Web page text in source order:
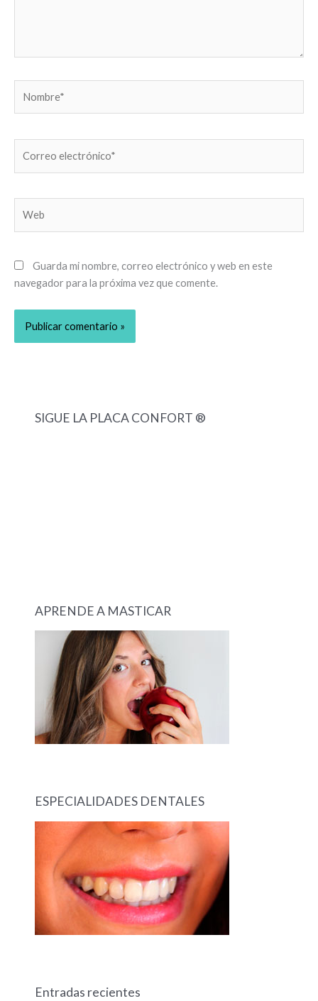
electrónico*
Guarda mi nombre, correo electrónico y web en este
navegador para la próxima vez que comente.
SIGUE LA PLACA CONFORT ®
APRENDE A MASTICAR
ESPECIALIDADES DENTALES
Entradas recientes